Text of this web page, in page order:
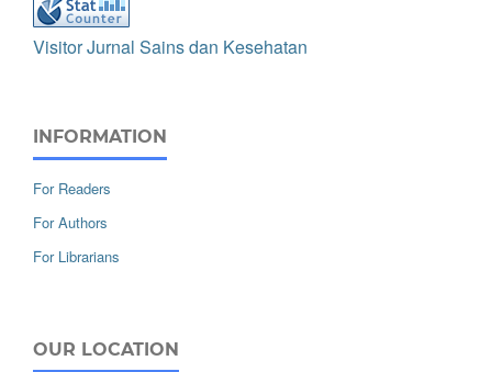
Visitor Jurnal Sains dan Kesehatan
INFORMATION
For Readers
For Authors
For Librarians
OUR LOCATION